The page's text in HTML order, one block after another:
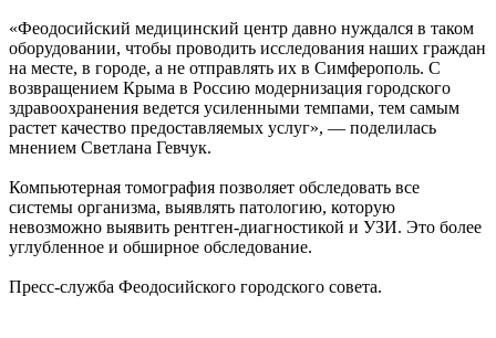
«Феодосийский медицинский центр давно нуждался в таком
оборудовании, чтобы проводить исследования наших граждан
на месте, в городе, а не отправлять их в Симферополь. С
возвращением Крыма в Россию модернизация городского
здравоохранения ведется усиленными темпами, тем самым
растет качество предоставляемых услуг», — поделилась
мнением Светлана Гевчук.
Компьютерная томография позволяет обследовать все
системы организма, выявлять патологию, которую
невозможно выявить рентген-диагностикой и УЗИ. Это более
углубленное и обширное обследование.
Пресс-служба Феодосийского городского совета.